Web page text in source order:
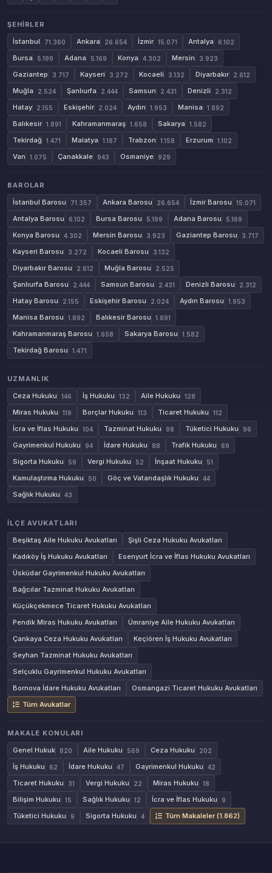
ŞEHIRLER
İstanbul
71.360 Ankara 26.654 İzmir 15.071 Antalya 6.102
Bursa 5.199 Adana 5.169 Konya 4.302 Mersin 3.923
Gaziantep 3.717 Kayseri 3.272 Kocaeli 3.132 Diyarbakır 2.612
Muğla 2.524 Şanlıurfa 2.444 Samsun 2.431 Denizli 2.312
Hatay 2.155 Eskişehir 2.024 Aydın 1.953 Manisa 1.892
Balıkesir 1.891 Kahramanmaraş 1.658 Sakarya 1.582
Tekirdağ 1.471 Malatya 1.187 Trabzon 1.158 Erzurum 1.102
Van 1.075 Çanakkale 943 Osmaniye 929
BAROLAR
İstanbul Barosu
71.357 Ankara Barosu 26.654 İzmir Barosu 15.071
Antalya Barosu 6.102 Bursa Barosu 5.199 Adana Barosu 5.169
Konya Barosu 4.302 Mersin Barosu 3.923 Gaziantep Barosu 3.717
Kayseri Barosu 3.272 Kocaeli Barosu 3.132
Diyarbakır Barosu 2.612 Muğla Barosu 2.525
Şanlıurfa Barosu 2.444 Samsun Barosu 2.431 Denizli Barosu 2.312
Hatay Barosu 2.155 Eskişehir Barosu 2.024 Aydın Barosu 1.953
Manisa Barosu 1.892 Balıkesir Barosu 1.891
Kahramanmaraş Barosu 1.658 Sakarya Barosu 1.582
Tekirdağ Barosu 1.471
UZMANLIK
Ceza Hukuku
146 İş Hukuku 132 Aile Hukuku 128
Miras Hukuku 119 Borçlar Hukuku 113 Ticaret Hukuku 112
İcra ve İflas Hukuku 104 Tazminat Hukuku 98 Tüketici Hukuku 96
Gayrimenkul Hukuku 94 İdare Hukuku 88 Trafik Hukuku 69
Sigorta Hukuku 59 Vergi Hukuku 52 İnşaat Hukuku 51
Kamulaştırma Hukuku 50 Göç ve Vatandaşlık Hukuku 44
Sağlık Hukuku 43
İLÇE AVUKATLARI
Beşiktaş Aile Hukuku Avukatları
Şişli Ceza Hukuku Avukatları
Kadıköy İş Hukuku Avukatları
Esenyurt İcra ve İflas Hukuku Avukatları
Üsküdar Gayrimenkul Hukuku Avukatları
Bağcılar Tazminat Hukuku Avukatları
Küçükçekmece Ticaret Hukuku Avukatları
Pendik Miras Hukuku Avukatları
Ümraniye Aile Hukuku Avukatları
Çankaya Ceza Hukuku Avukatları
Keçiören İş Hukuku Avukatları
Seyhan Tazminat Hukuku Avukatları
Selçuklu Gayrimenkul Hukuku Avukatları
Bornova İdare Hukuku Avukatları
Osmangazi Ticaret Hukuku Avukatları
Tüm Avukatlar
MAKALE KONULARI
Genel Hukuk
820 Aile Hukuku 569 Ceza Hukuku 202
İş Hukuku 62 İdare Hukuku 47 Gayrimenkul Hukuku 42
Ticaret Hukuku 31 Vergi Hukuku 22 Miras Hukuku 18
Bilişim Hukuku 15 Sağlık Hukuku 12 İcra ve İflas Hukuku 9
Tüketici Hukuku 9 Sigorta Hukuku 4 Tüm Makaleler (1.862)